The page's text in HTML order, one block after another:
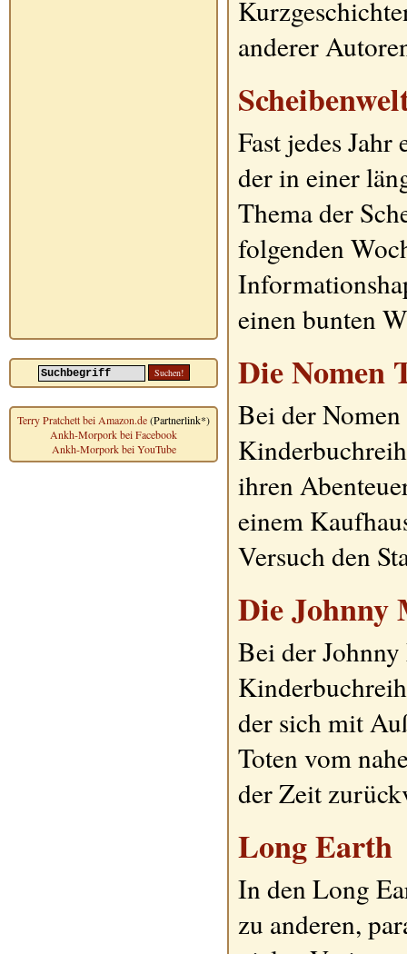
Terry Pratchett bei Amazon.de(Partnerlink*)
Ankh-Morpork bei Facebook
Ankh-Morpork bei YouTube
anderer
Fast jedes
der in einer
Thema der
folgenden
einen bunten
Die Nomen
Bei der
ihren
einem
Versuch den
Die Johnny
Bei der
der sich mit
Toten vom
der Zeit
Long Earth
In den Long
zu anderen,